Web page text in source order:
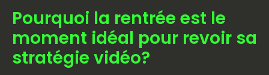
Pourquoi la rentrée est le
moment idéal pour revoir sa
stratégie vidéo?